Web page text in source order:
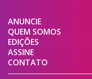
ANUNCIE
QUEM SOMOS
EDIÇÕES
ASSINE
CONTATO